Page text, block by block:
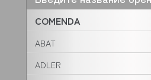
COMENDA
ABAT
ADLER